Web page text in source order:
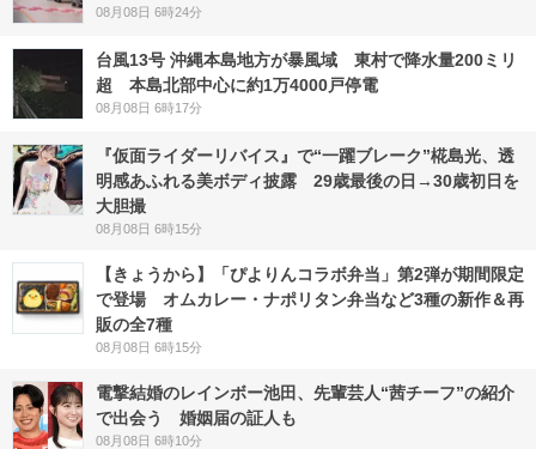
08月08日 6時24分
台風13号 沖縄本島地方が暴風域 東村で降水量200ミリ
超 本島北部中心に約1万4000戸停電
08月08日 6時17分
『仮面ライダーリバイス』で“一躍ブレーク”椛島光、透
明感あふれる美ボディ披露 29歳最後の日→30歳初日を
大胆撮
08月08日 6時15分
【きょうから】「ぴよりんコラボ弁当」第2弾が期間限定
で登場 オムカレー・ナポリタン弁当など3種の新作＆再
販の全7種
08月08日 6時15分
電撃結婚のレインボー池田、先輩芸人“茜チーフ”の紹介
で出会う 婚姻届の証人も
08月08日 6時10分